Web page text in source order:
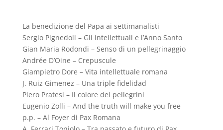
La benedizione del Papa ai settimanalisti
Sergio Pignedoli – Gli intellettuali e l’Anno Santo
Gian Maria Rodondi – Senso di un pellegrinaggio
Andrée D’Oine – Crepuscule
Giampietro Dore – Vita intellettuale romana
J. Ruiz Gimenez – Una triple fidelidad
Piero Pratesi – Il colore dei pellegrini
Eugenio Zolli – And the truth will make you free
p.p. – Al Foyer di Pax Romana